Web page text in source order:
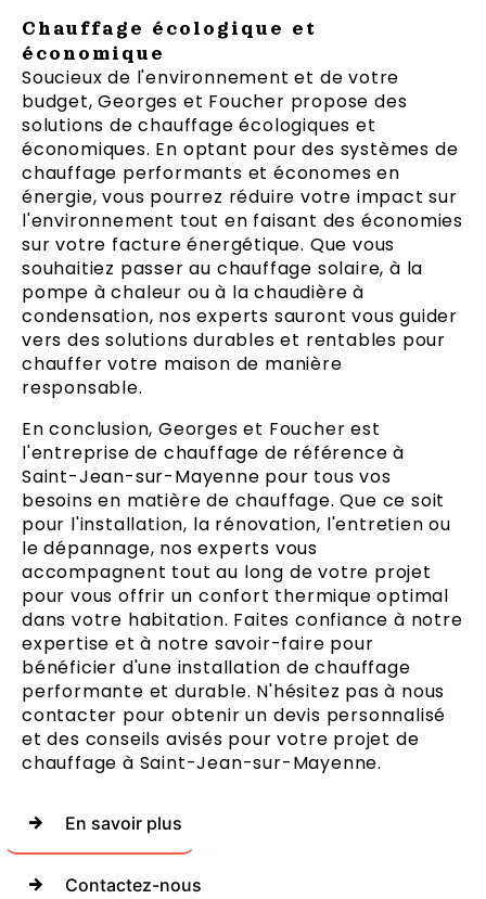
Chauffage écologique et
économique
Soucieux de l'environnement et de votre
budget, Georges et Foucher propose des
solutions de chauffage écologiques et
économiques. En optant pour des systèmes de
chauffage performants et économes en
énergie, vous pourrez réduire votre impact sur
l'environnement tout en faisant des économies
sur votre facture énergétique. Que vous
souhaitiez passer au chauffage solaire, à la
pompe à chaleur ou à la chaudière à
condensation, nos experts sauront vous guider
vers des solutions durables et rentables pour
chauffer votre maison de manière
responsable.
En conclusion, Georges et Foucher est
l'entreprise de chauffage de référence à
Saint-Jean-sur-Mayenne pour tous vos
besoins en matière de chauffage. Que ce soit
pour l'installation, la rénovation, l'entretien ou
le dépannage, nos experts vous
accompagnent tout au long de votre projet
pour vous offrir un confort thermique optimal
dans votre habitation. Faites confiance à notre
expertise et à notre savoir-faire pour
bénéficier d'une installation de chauffage
performante et durable. N'hésitez pas à nous
contacter pour obtenir un devis personnalisé
et des conseils avisés pour votre projet de
chauffage à Saint-Jean-sur-Mayenne.
En savoir plus
Contactez-nous